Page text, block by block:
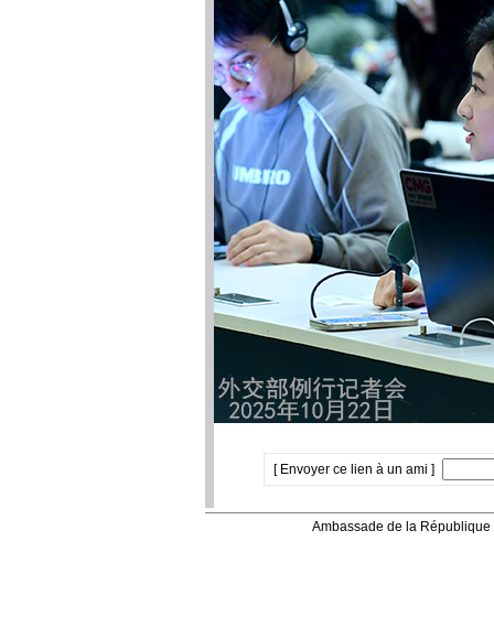
[ Envoyer ce lien à un ami ]
Ambassade de la